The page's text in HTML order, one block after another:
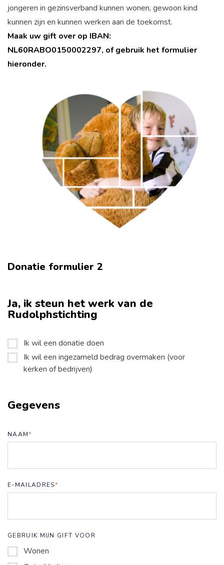
jongeren in gezinsverband kunnen wonen, gewoon kind
kunnen zijn en kunnen werken aan de toekomst.
Maak uw gift over op IBAN:
NL60RABO0150002297, of gebruik het formulier
hieronder.
Donatie formulier 2
Ja, ik steun het werk van de
Rudolphstichting
Ik wil een donatie doen
Ik wil een ingezameld bedrag overmaken (voor
kerken of bedrijven)
Gegevens
NAAM*
E-MAILADRES*
GEBRUIK MIJN GIFT VOOR
Wonen